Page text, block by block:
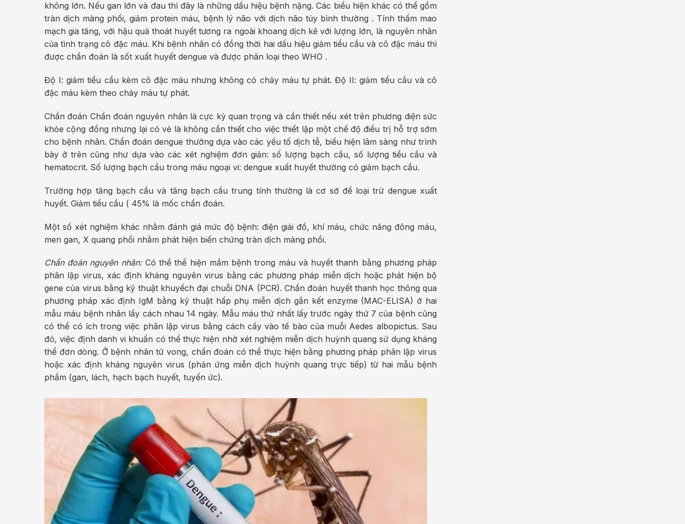
không lớn. Nếu gan lớn và đau thì đây là những dấu hiệu bệnh nặng. Các biểu hiện khác có thể gồm
tràn dịch màng phổi, giảm protein máu, bệnh lý não với dịch não tủy bình thường . Tính thấm mao
mạch gia tăng, với hậu quả thoát huyết tương ra ngoài khoang dịch kẽ với lượng lớn, là nguyên nhân
của tình trạng cô đặc máu. Khi bệnh nhân có đồng thời hai dấu hiệu giảm tiểu cầu và cô đặc máu thì
được chẩn đoán là sốt xuất huyết dengue và được phân loại theo WHO .
Độ I: giảm tiểu cầu kèm cô đặc máu nhưng không có chảy máu tự phát. Độ II: giảm tiểu cầu và cô
đặc máu kèm theo chảy máu tự phát.
Chẩn đoán Chẩn đoán nguyên nhân là cực kỳ quan trọng và cần thiết nếu xét trên phương diện sức
khỏe cộng đồng nhưng lại có vẻ là không cần thiết cho việc thiết lập một chế độ điều trị hỗ trợ sớm
cho bệnh nhân. Chẩn đoán dengue thường dựa vào các yếu tố dịch tễ, biểu hiện lâm sàng như trình
bày ở trên cũng như dựa vào các xét nghiệm đơn giản: số lượng bạch cầu, số lượng tiểu cầu và
hematocrit. Số lượng bạch cầu trong máu ngoại vi: dengue xuất huyết thường có giảm bạch cầu.
Trường hợp tăng bạch cầu và tăng bạch cầu trung tính thường là cơ sở để loại trừ dengue xuất
huyết. Giảm tiểu cầu ( 45% là mốc chẩn đoán.
Một số xét nghiệm khác nhằm đánh giá mức độ bệnh: điện giải đồ, khí máu, chức năng đông máu,
men gan, X quang phổi nhằm phát hiện biến chứng tràn dịch màng phổi.
Chẩn đoán nguyên nhân: Có thể thể hiện mầm bệnh trong máu và huyết thanh bằng phương pháp
phân lập virus, xác định kháng nguyên virus bằng các phương pháp miễn dịch hoặc phát hiện bộ
gene của virus bằng kỹ thuật khuyếch đại chuỗi DNA (PCR). Chẩn đoán huyết thanh học thông qua
phương pháp xác định IgM bằng kỹ thuật hấp phụ miễn dịch gắn kết enzyme (MAC-ELISA) ở hai
mẫu máu bệnh nhân lấy cách nhau 14 ngày. Mẫu máu thứ nhất lấy trước ngày thứ 7 của bệnh cũng
có thể có ích trong việc phân lập virus bằng cách cấy vào tế bào của muỗi Aedes albopictus. Sau
đó, việc định danh vi khuẩn có thể thực hiện nhờ xét nghiệm miễn dịch huỳnh quang sử dụng kháng
thể đơn dòng. Ở bệnh nhân tử vong, chẩn đoán có thể thực hiện bằng phương pháp phân lập virus
hoặc xác định kháng nguyên virus (phản ứng miễn dịch huỳnh quang trực tiếp) từ hai mẫu bệnh
phẩm (gan, lách, hạch bạch huyết, tuyến ức).